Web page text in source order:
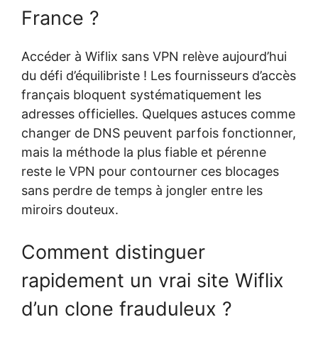
France ?
Accéder à Wiflix sans VPN relève aujourd’hui
du défi d’équilibriste ! Les fournisseurs d’accès
français bloquent systématiquement les
adresses officielles. Quelques astuces comme
changer de DNS peuvent parfois fonctionner,
mais la méthode la plus fiable et pérenne
reste le VPN pour contourner ces blocages
sans perdre de temps à jongler entre les
miroirs douteux.
Comment distinguer
rapidement un vrai site Wiflix
d’un clone frauduleux ?